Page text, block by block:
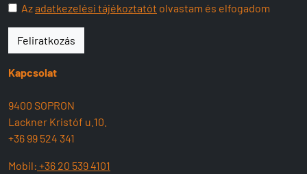
Azadatkezelési tájékoztatót olvastam és elfogadom
Feliratkozás
Kapcsolat
9400 SOPRON
Lackner Kristóf u.10.
+36 99 524 341
Mobil: +36 20 539 4101